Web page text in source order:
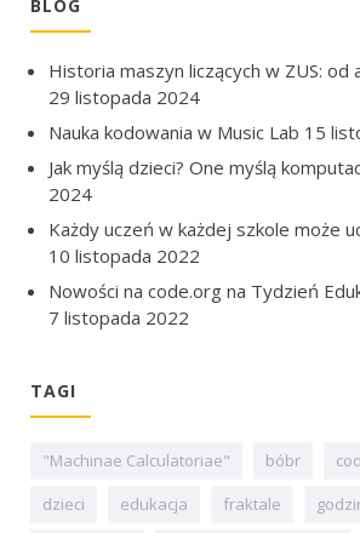
BLOG
Historia maszyn liczących w ZUS:
29 listopada 2024
Nauka kodowania w Music Lab 15
Jak myślą dzieci? One myślą
2024
Każdy uczeń w każdej szkole może
10 listopada 2022
Nowości na code.org na Tydzień
7 listopada 2022
TAGI
"Machinae Calculatoriae" bóbr
dzieci
edukacja fraktale